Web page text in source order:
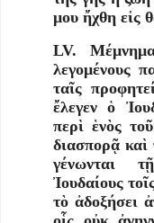
μου ἤχθη εἰς
LV.
λεγομένους
ταῖς
ἔλεγεν ὁ
περὶ ἑνὸς
διασπορᾷ καὶ
γένωνται
Ἰουδαίους
τὸ ἀδοξήσει